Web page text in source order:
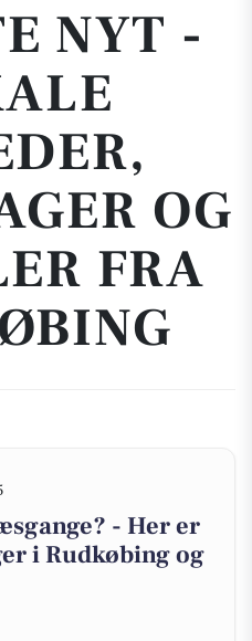
NYT -
OG
FRA
- Her er
i Rudkøbing og